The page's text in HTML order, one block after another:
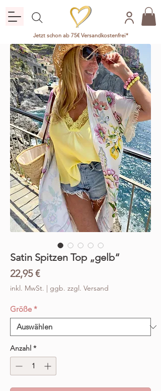
Jetzt schon ab 75€ Versandkostenfrei*
Satin Spitzen Top „gelb“
22,95 €Preis
inkl. MwSt. | ggb. zzgl. Versand
Größe *
Anzahl *